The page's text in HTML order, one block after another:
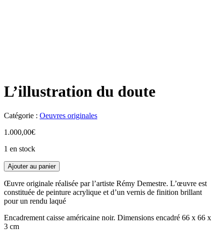
L’illustration du doute
Catégorie : Oeuvres originales
1.000,00€
1 en stock
Ajouter au panier
Œuvre originale réalisée par l’artiste Rémy Demestre. L’œuvre est
constituée de peinture acrylique et d’un vernis de finition brillant
pour un rendu laqué
Encadrement caisse américaine noir. Dimensions encadré 66 x 66 x
3 cm